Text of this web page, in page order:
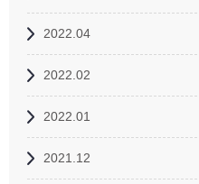
2022.04
2022.02
2022.01
2021.12